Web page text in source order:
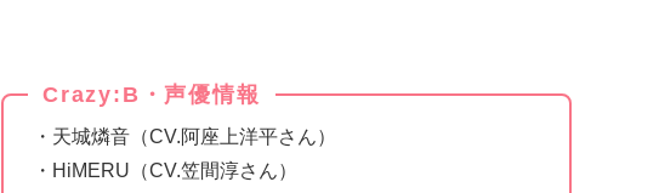
Crazy:B・声優情報
・天城燐音（CV.阿座上洋平さん）
・HiMERU（CV.笠間淳さん）